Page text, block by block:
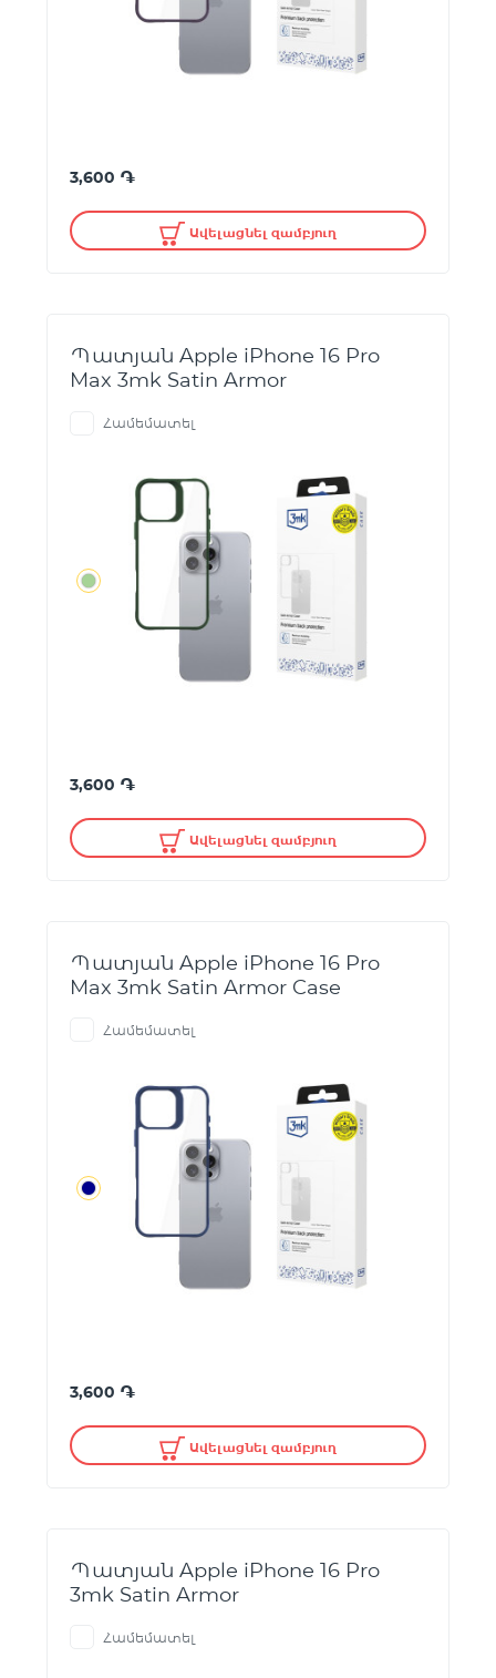
3,600 ֏
Ավելացնել զամբյուղ
Պատյան Apple iPhone 16 Pro
Max 3mk Satin Armor
Համեմատել
3,600 ֏
Ավելացնել զամբյուղ
Պատյան Apple iPhone 16 Pro
Max 3mk Satin Armor Case
Համեմատել
3,600 ֏
Ավելացնել զամբյուղ
Պատյան Apple iPhone 16 Pro
3mk Satin Armor
Համեմատել